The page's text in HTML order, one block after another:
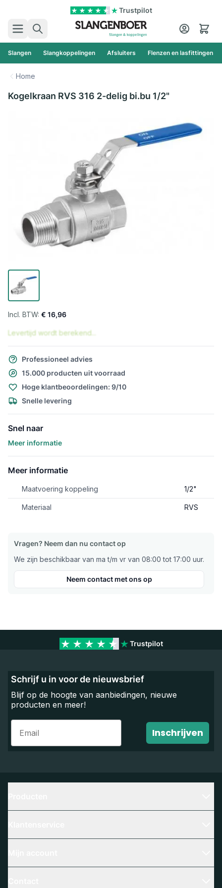
Trustpilot
Zoek
Cart
Slangen Slangkoppelingen Afsluiters Flenzen en lasfittingen
Home
Kogelkraan RVS 316 2-delig bi.bu 1/2"
€ 16,96
Levertijd wordt berekend...
Professioneel advies
15.000 producten uit voorraad
Hoge klantbeoordelingen: 9/10
Snelle levering
Snel naar
Meer informatie
Meer informatie
Maatvoering koppeling 1/2"
Materiaal RVS
Vragen? Neem dan nu contact op
We zijn beschikbaar van ma t/m vr van 08:00 tot 17:00 uur.
Neem contact met ons op
Trustpilot
Schrijf u in voor de nieuwsbrief
Blijf op de hoogte van aanbiedingen, nieuwe
producten en meer!
Email
Inschrijven